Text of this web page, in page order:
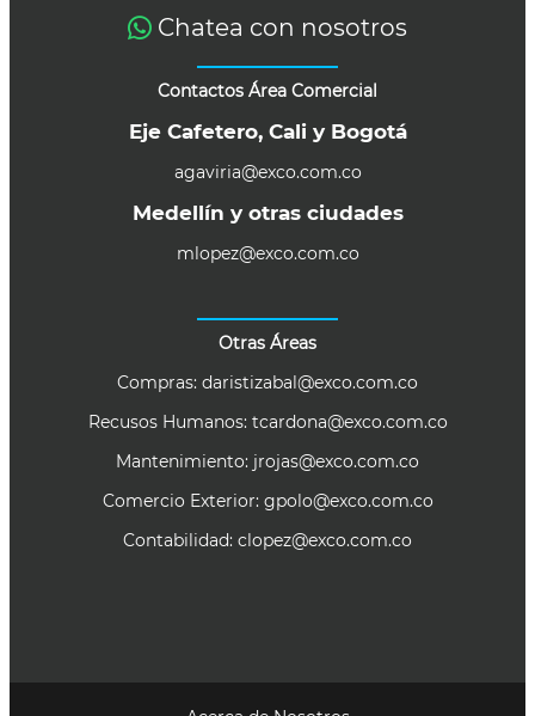
Chatea con nosotros
Contactos Área Comercial
Eje Cafetero, Cali y Bogotá
agaviria@exco.com.co
Medellín y otras ciudades
mlopez@exco.com.co
Otras Áreas
Compras: daristizabal@exco.com.co
Recusos Humanos: tcardona@exco.com.co
Mantenimiento: jrojas@exco.com.co
Comercio Exterior: gpolo@exco.com.co
Contabilidad: clopez@exco.com.co